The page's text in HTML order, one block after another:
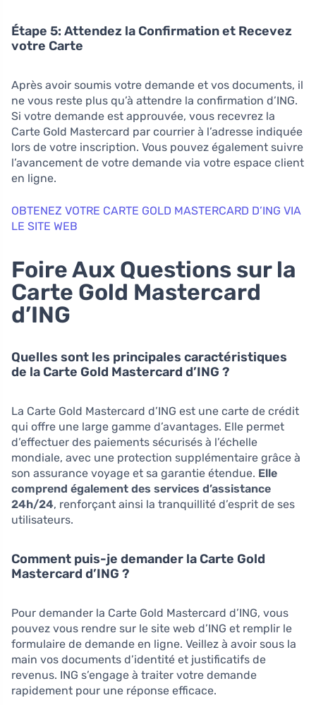
Étape 5: Attendez la Confirmation et Recevez
votre Carte
Après avoir soumis votre demande et vos documents, il
ne vous reste plus qu’à attendre la confirmation d’ING.
Si votre demande est approuvée, vous recevrez la
Carte Gold Mastercard par courrier à l’adresse indiquée
lors de votre inscription. Vous pouvez également suivre
l’avancement de votre demande via votre espace client
en ligne.
OBTENEZ VOTRE CARTE GOLD MASTERCARD D’ING VIA
LE SITE WEB
Foire Aux Questions sur la
Carte Gold Mastercard
d’ING
Quelles sont les principales caractéristiques
de la Carte Gold Mastercard d’ING ?
La Carte Gold Mastercard d’ING est une carte de crédit
qui offre une large gamme d’avantages. Elle permet
d’effectuer des paiements sécurisés à l’échelle
mondiale, avec une protection supplémentaire grâce à
son assurance voyage et sa garantie étendue. Elle
comprend également des services d’assistance
24h/24, renforçant ainsi la tranquillité d’esprit de ses
utilisateurs.
Comment puis-je demander la Carte Gold
Mastercard d’ING ?
Pour demander la Carte Gold Mastercard d’ING, vous
pouvez vous rendre sur le site web d’ING et remplir le
formulaire de demande en ligne. Veillez à avoir sous la
main vos documents d’identité et justificatifs de
revenus. ING s’engage à traiter votre demande
rapidement pour une réponse efficace.